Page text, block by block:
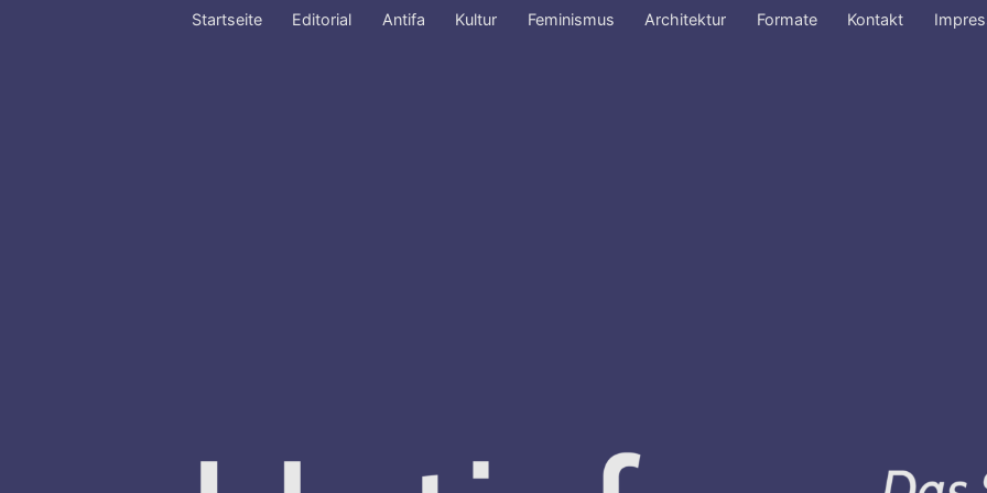
Startseite Editorial Antifa Kultur Feminismus Architektur Formate Kontakt